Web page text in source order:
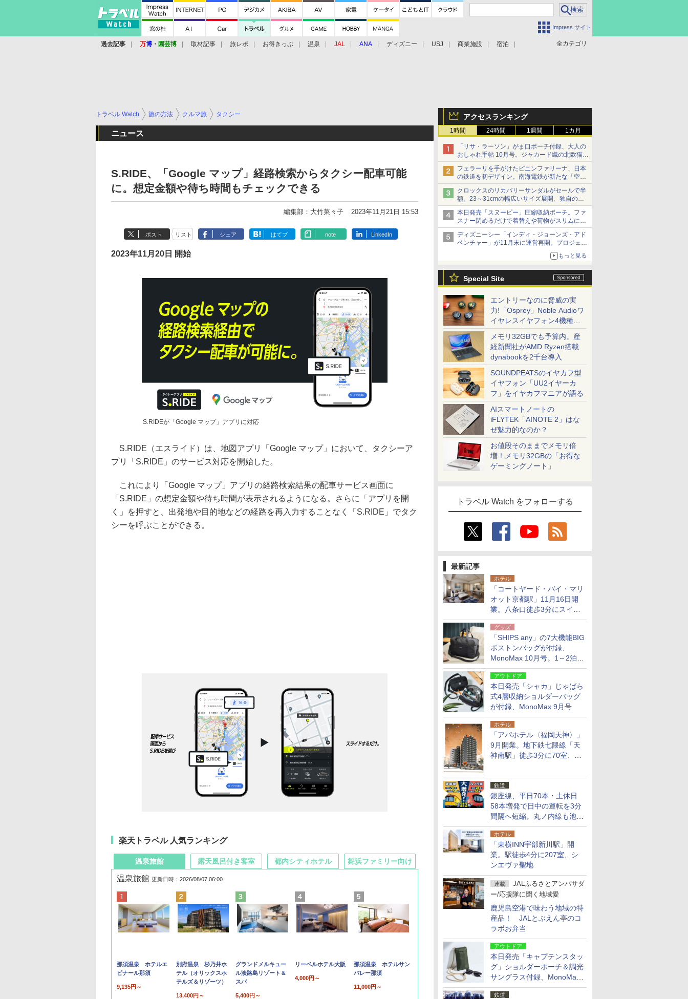
Impress サイト
全カテゴリ
過去記事 万博 ・ 園芸博 取材記事 旅レポ お得きっぷ 温泉 JAL ANA ディズニー USJ 商業施設 宿泊
アクセスランキング
1時間 24時間 1週間 1カ月
「リサ・ラーソン」がま口ポーチ付録、大人の
おしゃれ手帖 10月号。ジャカード織の北欧猫デ
ザイン
フェラーリを手がけたピニンファリーナ、日本
の鉄道を初デザイン。南海電鉄が新たな「空港
特急」をなにわ筋線へ導入
クロックスのリカバリーサンダルがセールで半
額。23～31cmの幅広いサイズ展開、独自のク
ッション素材を採用
本日発売「スヌーピー」圧縮収納ポーチ。ファ
スナー閉めるだけで着替えや荷物がスリムにま
とまる
ディズニーシー「インディ・ジョーンズ・アド
ベンチャー」が11月末に運営再開。プロジェク
ションマッピングを追加、DPAは1500円
もっと見る
Special Site
エントリーなのに脅威の実
力!「Osprey」Noble Audioワ
イヤレスイヤフォン4機種を
一気に聴く
メモリ32GBでも予算内。産
経新聞社がAMD Ryzen搭載
dynabookを2千台導入
SOUNDPEATSのイヤカフ型
イヤフォン「UU2イヤーカ
フ」をイヤカフマニアが語る
AIスマートノートの
iFLYTEK「AINOTE 2」はな
ぜ魅力的なのか？
お値段そのままでメモリ倍
増！メモリ32GBの「お得な
ゲーミングノート」
トラベル Watch をフォローする
最新記事
ホテル
「コートヤード・バイ・マリ
オット京都駅」11月16日開
業。八条口徒歩3分にスイー
ト含む全270室、ダイニング
も併設
グッズ
「SHIPS any」の7大機能BIG
ボストンバッグが付録、
MonoMax 10月号。1～2泊の
荷物、キャリーオンも可能
アウトドア
本日発売「シャカ」じゃばら
式4層収納ショルダーバッグ
が付録、MonoMax 9月号
ホテル
「アパホテル〈福岡天神〉」
9月開業。地下鉄七隈線「天
神南駅」徒歩3分に70室、エ
鉄道
銀座線、平日70本・土休日
58本増発で日中の運転を3分
間隔へ短縮。丸ノ内線も池袋
～中野坂上を4分間隔に
ホテル
「東横INN宇部新川駅」開
業。駅徒歩4分に207室、シ
ンエヴァ聖地
連載
JALふるさとアンバサダ
ー/応援隊に聞く地域愛
鹿児島空港で味わう地域の特
産品！ JALとぶえん亭のコ
ラボお弁当
アウトドア
本日発売「キャプテンスタッ
グ」ショルダーポーチ＆調光
サングラス付録、MonoMax
9月号増刊
鉄道
トラベル Watch 旅の方法 クルマ旅 タクシー
ニュース
S.RIDE、「Google マップ」経路検索からタクシー配車可能
に。想定金額や待ち時間もチェックできる
編集部：大竹菜々子 2023年11月21日 15:53
ポスト リスト シェア はてブ note LinkedIn
2023年11月20日 開始
S.RIDEが「Google マップ」アプリに対応
S.RIDE（エスライド）は、地図アプリ「Google マップ」において、タクシーア
プリ「S.RIDE」のサービス対応を開始した。
これにより「Google マップ」アプリの経路検索結果の配車サービス画面に
「S.RIDE」の想定金額や待ち時間が表示されるようになる。さらに「アプリを開
く」を押すと、出発地や目的地などの経路を再入力することなく「S.RIDE」でタク
シーを呼ぶことができる。
楽天トラベル 人気ランキング
温泉旅館
温泉旅館 更新日時：2026/08/07 06:00
那須温泉 ホテルエ
ピナール那須
9,135円～
別府温泉 杉乃井ホ
テル（オリックスホ
テルズ＆リゾーツ）
13,400円～
グランドメルキュー
ル淡路島リゾート＆
スパ
5,400円～
リーベルホテル大阪
4,000円～
那須温泉 ホテルサン
バレー那須
11,000円～
露天風呂付き客室 都内シティホテル 舞浜ファミリー向け